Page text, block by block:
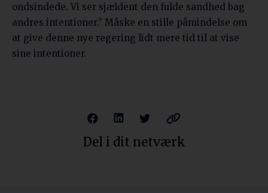
ondsindede. Vi ser sjældent den fulde sandhed bag
andres intentioner.” Måske en stille påmindelse om
at give denne nye regering lidt mere tid til at vise
sine intentioner.
Del i dit netværk